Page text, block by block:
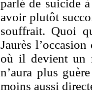
parlé de suicide
avoir plutôt
souffrait. Quoi
Jaurès
où il devient un
n’aura plus
moins aussi